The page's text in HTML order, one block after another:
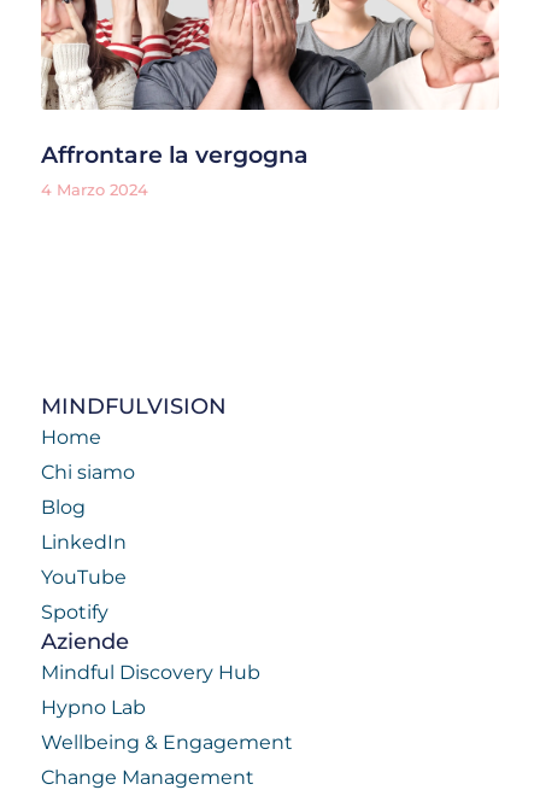
Affrontare la vergogna
4 Marzo 2024
MINDFULVISION
Home
Chi siamo
Blog
LinkedIn
YouTube
Spotify
Aziende
Mindful Discovery Hub
Hypno Lab
Wellbeing & Engagement
Change Management